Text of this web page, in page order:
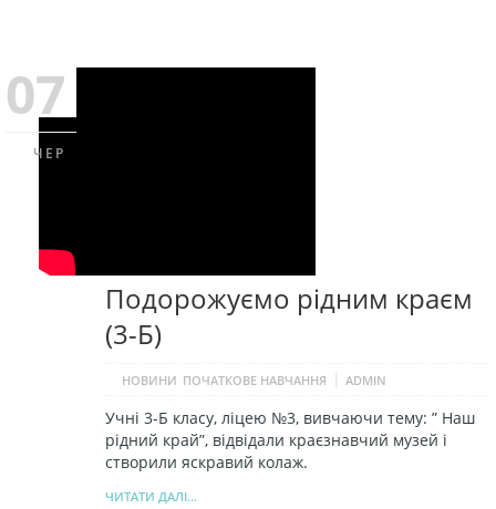
07
ЧЕР
Подорожуємо рідним краєм
(3-Б)
НОВИНИ ПОЧАТКОВЕ НАВЧАННЯ ADMIN
Учні 3-Б класу, ліцею №3, вивчаючи тему: ” Наш
рідний край”, відвідали краєзнавчий музей і
створили яскравий колаж.
ЧИТАТИ ДАЛІ...